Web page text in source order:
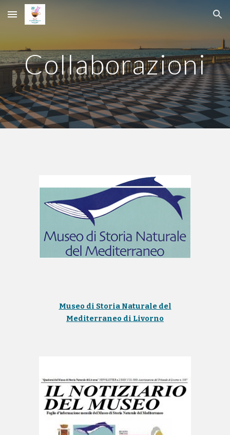
Skip to main content Skip to navigation
Collaborazioni
Museo di Storia Naturale del
Mediterraneo di Livorno